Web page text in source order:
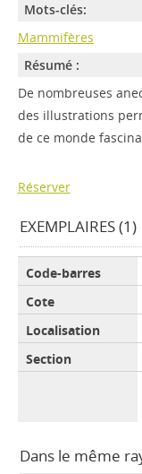
Mots-clés:
Mammifères
Résumé :
De nombreuses
des illustrations
de ce monde
Réserver
EXEMPLAIRES (1)
Dans le même